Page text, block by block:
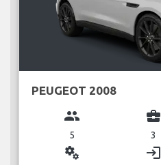
PEUGEOT 2008
group
5
business_center
3
miscellaneous_services login